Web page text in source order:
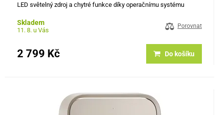
LED světelný zdroj a chytré funkce díky operačnímu systému
Skladem
11. 8. u Vás
Porovnat
2 799 Kč Do košíku